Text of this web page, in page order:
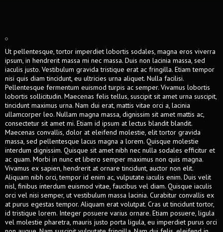
Ut pellentesque, tortor imperdiet lobortis sodales, magna eros viverra
ipsum, in hendrerit massa mi nec massa. Duis non lacinia massa, sed
iaculis justo. Vestibulum gravida tristique erat ac fringilla. Etiam tempor
nisi quis diam tincidunt, eu ultricies urna aliquet. Nulla facilisi.
Pellentesque fermentum euismod turpis ac semper. Vivamus lobortis
lobortis sollicitudin. Maecenas felis tellus, suscipit sit amet urna suscipit,
tincidunt maximus urna. Nam dui erat, mattis vitae orci a, lacinia
ullamcorper leo. Nullam magna massa, dignissim sit amet mattis ac,
consectetur sit amet mi. Etiam id ipsum at lectus blandit blandit.
Maecenas convallis, dolor at eleifend molestie, elit tortor gravida
massa, sed pellentesque lacus magna a lorem. Quisque molestie
interdum dignissim. Quisque sit amet nibh nec nulla sodales efficitur et
ac quam. Morbi in nunc et libero semper maximus non quis magna.
Vivamus ex sapien, hendrerit at ornare tincidunt, auctor non elit.
Aliquam nibh orci, tempor id enim ac, vulputate iaculis enim. Duis velit
nisl, finibus interdum euismod vitae, faucibus vel diam. Quisque iaculis
orci vel nisi semper, ut vestibulum massa lacinia. Curabitur convallis ex
at purus egestas tempor. Aliquam erat volutpat. Cras ut tincidunt tortor,
id tristique lorem. Integer posuere varius ornare. Etiam posuere, ligula
vel molestie pharetra, mauris justo porta ligula, eu imperdiet purus orci